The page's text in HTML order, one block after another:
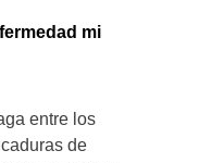
mi
entre los
de